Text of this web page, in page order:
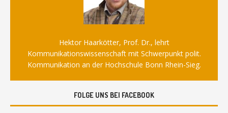
Hektor Haarkötter, Prof. Dr., lehrt
Kommunikationswissenschaft mit Schwerpunkt polit.
Kommunikation an der Hochschule Bonn Rhein-Sieg.
FOLGE UNS BEI FACEBOOK